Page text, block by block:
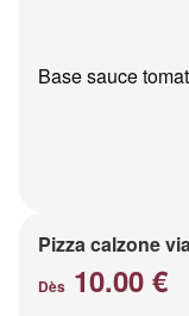
Base sauce
Pizza calzone
Dès 10.00 €